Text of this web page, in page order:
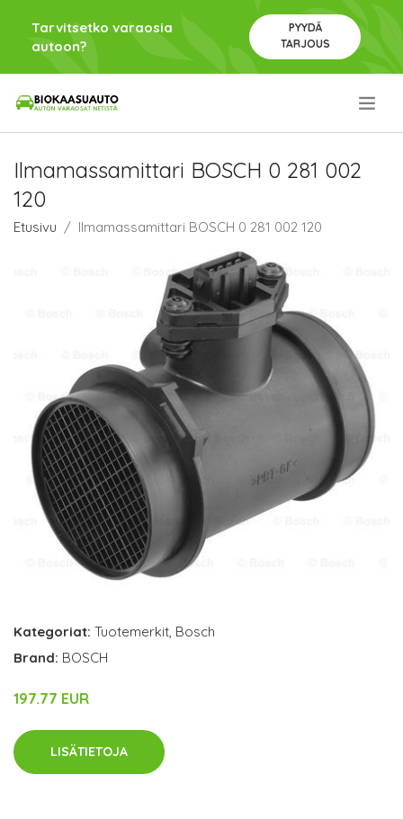
Tarvitsetko varaosia
autoon?
PYYDÄ
TARJOUS
Ilmamassamittari BOSCH 0 281 002
120
Etusivu Ilmamassamittari BOSCH 0 281 002 120
Kategoriat: Tuotemerkit, Bosch
Brand: BOSCH
197.77 EUR
LISÄTIETOJA